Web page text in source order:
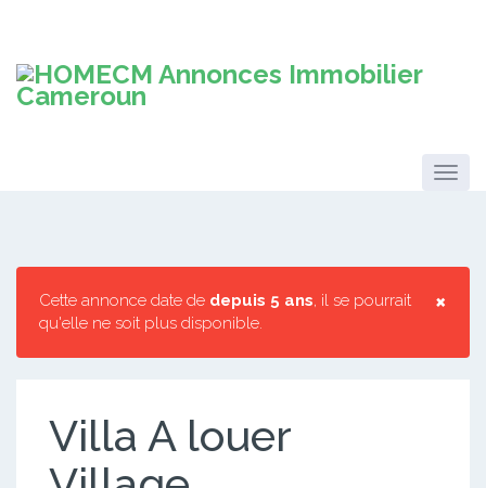
×
Cette annonce date de depuis 5 ans, il se pourrait
qu'elle ne soit plus disponible.
Villa A louer